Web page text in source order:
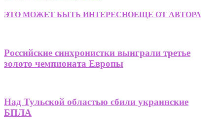
ЭТО МОЖЕТ БЫТЬ ИНТЕРЕСНОЕЩЕ ОТ АВТОРА
Российские синхронистки выиграли третье
золото чемпионата Европы
Над Тульской областью сбили украинские
БПЛА